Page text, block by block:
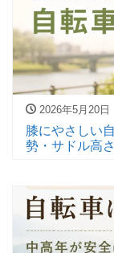
2026年5月20日
膝にやさしい
勢・サドル高